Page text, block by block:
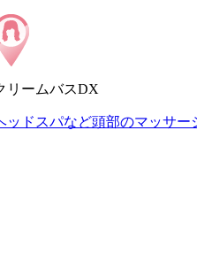
リームバスDX
ッドスパなど頭部のマッサ